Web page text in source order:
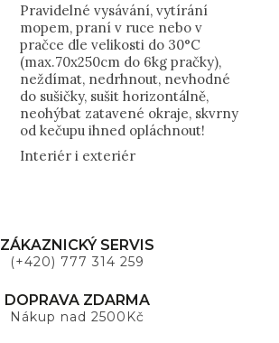
Pravidelné vysávání, vytírání
mopem, praní v ruce nebo v
pračce dle velikosti do 30°C
(max.70x250cm do 6kg pračky),
neždímat, nedrhnout, nevhodné
do sušičky, sušit horizontálně,
neohýbat zatavené okraje, skvrny
od kečupu ihned opláchnout!
Interiér i exteriér
ZÁKAZNICKÝ SERVIS
(+420) 777 314 259
DOPRAVA ZDARMA
Nákup nad 2500Kč